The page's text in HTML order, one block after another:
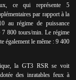
ce qui représente 5
par rapport à la
au régime de puissance
7 800 tours/min. Le régime
également le même : 9 400
la GT3 RSR se voit
des inratables feux à